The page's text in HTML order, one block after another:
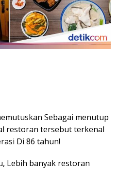
Sebagai menutup
restoran tersebut terkenal
Di 86 tahun!
Lebih banyak restoran